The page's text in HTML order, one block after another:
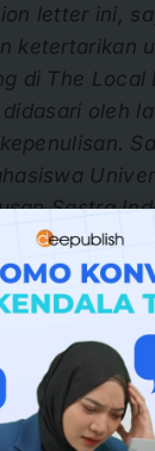
letter ini,
ketertarikan
di The Local
oleh
Sastra
memiliki
media,
wawasan
bidang sosial.